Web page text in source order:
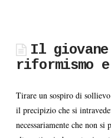
Il giovane
riformismo e
Tirare un sospiro di
il precipizio che si
necessariamente che non